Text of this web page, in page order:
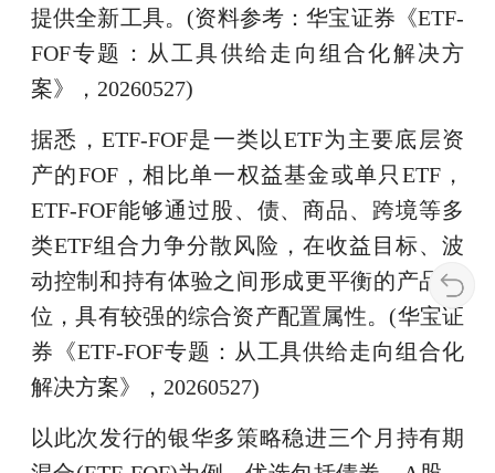
提供全新工具。(资料参考：华宝证券《ETF-
FOF专题：从工具供给走向组合化解决方
案》，20260527)
据悉，ETF-FOF是一类以ETF为主要底层资
产的FOF，相比单一权益基金或单只ETF，
ETF-FOF能够通过股、债、商品、跨境等多
类ETF组合力争分散风险，在收益目标、波
动控制和持有体验之间形成更平衡的产品定
位，具有较强的综合资产配置属性。(华宝证
券《ETF-FOF专题：从工具供给走向组合化
解决方案》，20260527)
以此次发行的银华多策略稳进三个月持有期